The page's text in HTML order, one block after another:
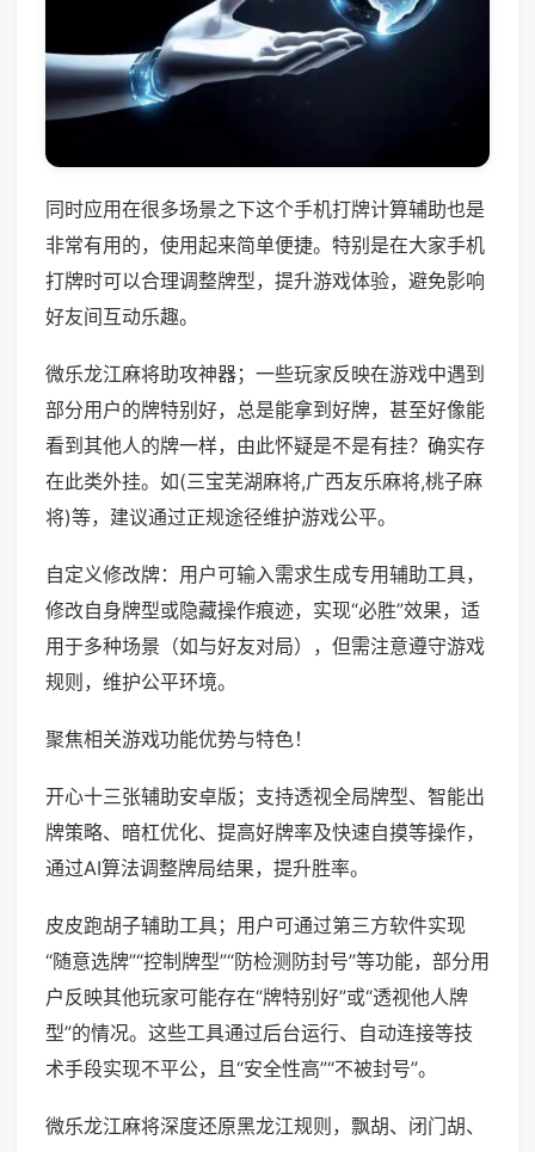
同时应用在很多场景之下这个手机打牌计算辅助也是
非常有用的，使用起来简单便捷。特别是在大家手机
打牌时可以合理调整牌型，提升游戏体验，避免影响
好友间互动乐趣。
微乐龙江麻将助攻神器；一些玩家反映在游戏中遇到
部分用户的牌特别好，总是能拿到好牌，甚至好像能
看到其他人的牌一样，由此怀疑是不是有挂？确实存
在此类外挂。如(三宝芜湖麻将,广西友乐麻将,桃子麻
将)等，建议通过正规途径维护游戏公平。
自定义修改牌：用户可输入需求生成专用辅助工具，
修改自身牌型或隐藏操作痕迹，实现“必胜”效果，适
用于多种场景（如与好友对局），但需注意遵守游戏
规则，维护公平环境。
聚焦相关游戏功能优势与特色！
开心十三张辅助安卓版；支持透视全局牌型、智能出
牌策略、暗杠优化、提高好牌率及快速自摸等操作，
通过AI算法调整牌局结果，提升胜率。
皮皮跑胡子辅助工具；用户可通过第三方软件实现
“随意选牌”“控制牌型”“防检测防封号”等功能，部分用
户反映其他玩家可能存在“牌特别好”或“透视他人牌
型”的情况。这些工具通过后台运行、自动连接等技
术手段实现不平公，且“安全性高”“不被封号”。
微乐龙江麻将深度还原黑龙江规则，飘胡、闭门胡、